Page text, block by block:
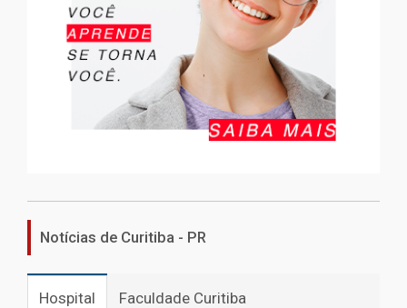
Notícias de Curitiba - PR
Hospital Faculdade Curitiba